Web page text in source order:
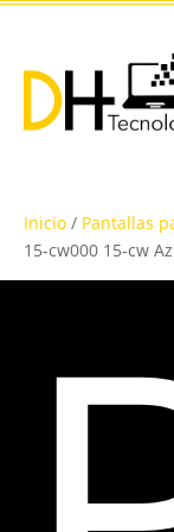
Inicio / Pantallas
15-cw000 15-cw